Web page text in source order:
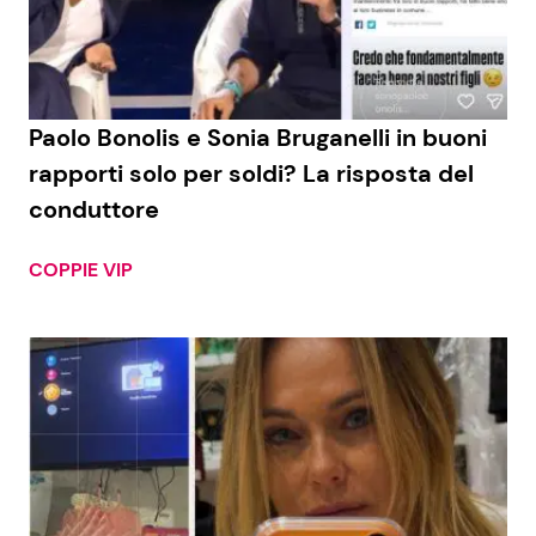
Economia
Persone Scomparse
Fiction e Serie TV
Programmi TV
Reality e Talent
News Cinema
News Musica
News Spettacolo
News dal mondo
Paolo Bonolis e Sonia Bruganelli in buoni
rapporti solo per soldi? La risposta del
conduttore
COPPIE VIP